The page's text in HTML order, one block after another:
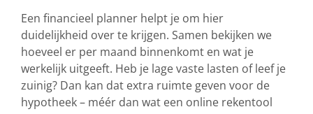
Een financieel planner helpt je om hier
duidelijkheid over te krijgen. Samen bekijken we
hoeveel er per maand binnenkomt en wat je
werkelijk uitgeeft. Heb je lage vaste lasten of leef je
zuinig? Dan kan dat extra ruimte geven voor de
hypotheek – méér dan wat een online rekentool